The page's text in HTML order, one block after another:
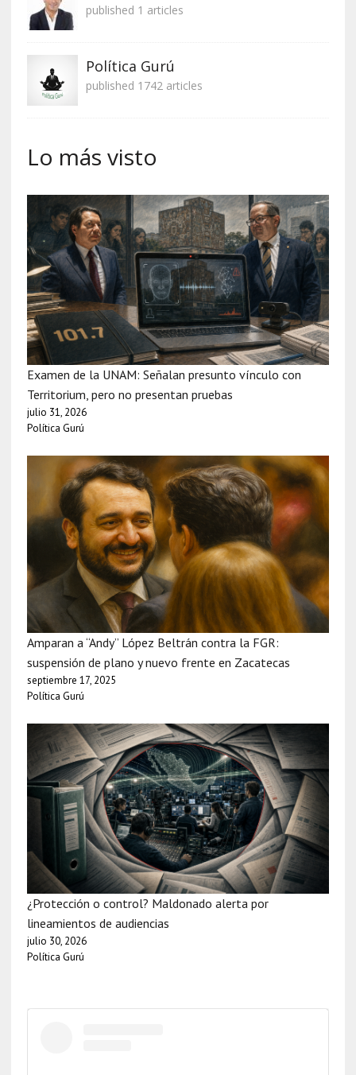
published 1 articles
Política Gurú
published 1742 articles
Lo más visto
Examen de la UNAM: Señalan presunto vínculo con
Territorium, pero no presentan pruebas
julio 31, 2026
Política Gurú
Amparan a “Andy” López Beltrán contra la FGR:
suspensión de plano y nuevo frente en Zacatecas
septiembre 17, 2025
Política Gurú
¿Protección o control? Maldonado alerta por
lineamientos de audiencias
julio 30, 2026
Política Gurú